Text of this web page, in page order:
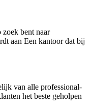
bent naar
aan Een kantoor dat bij
van alle professional-
het beste geholpen